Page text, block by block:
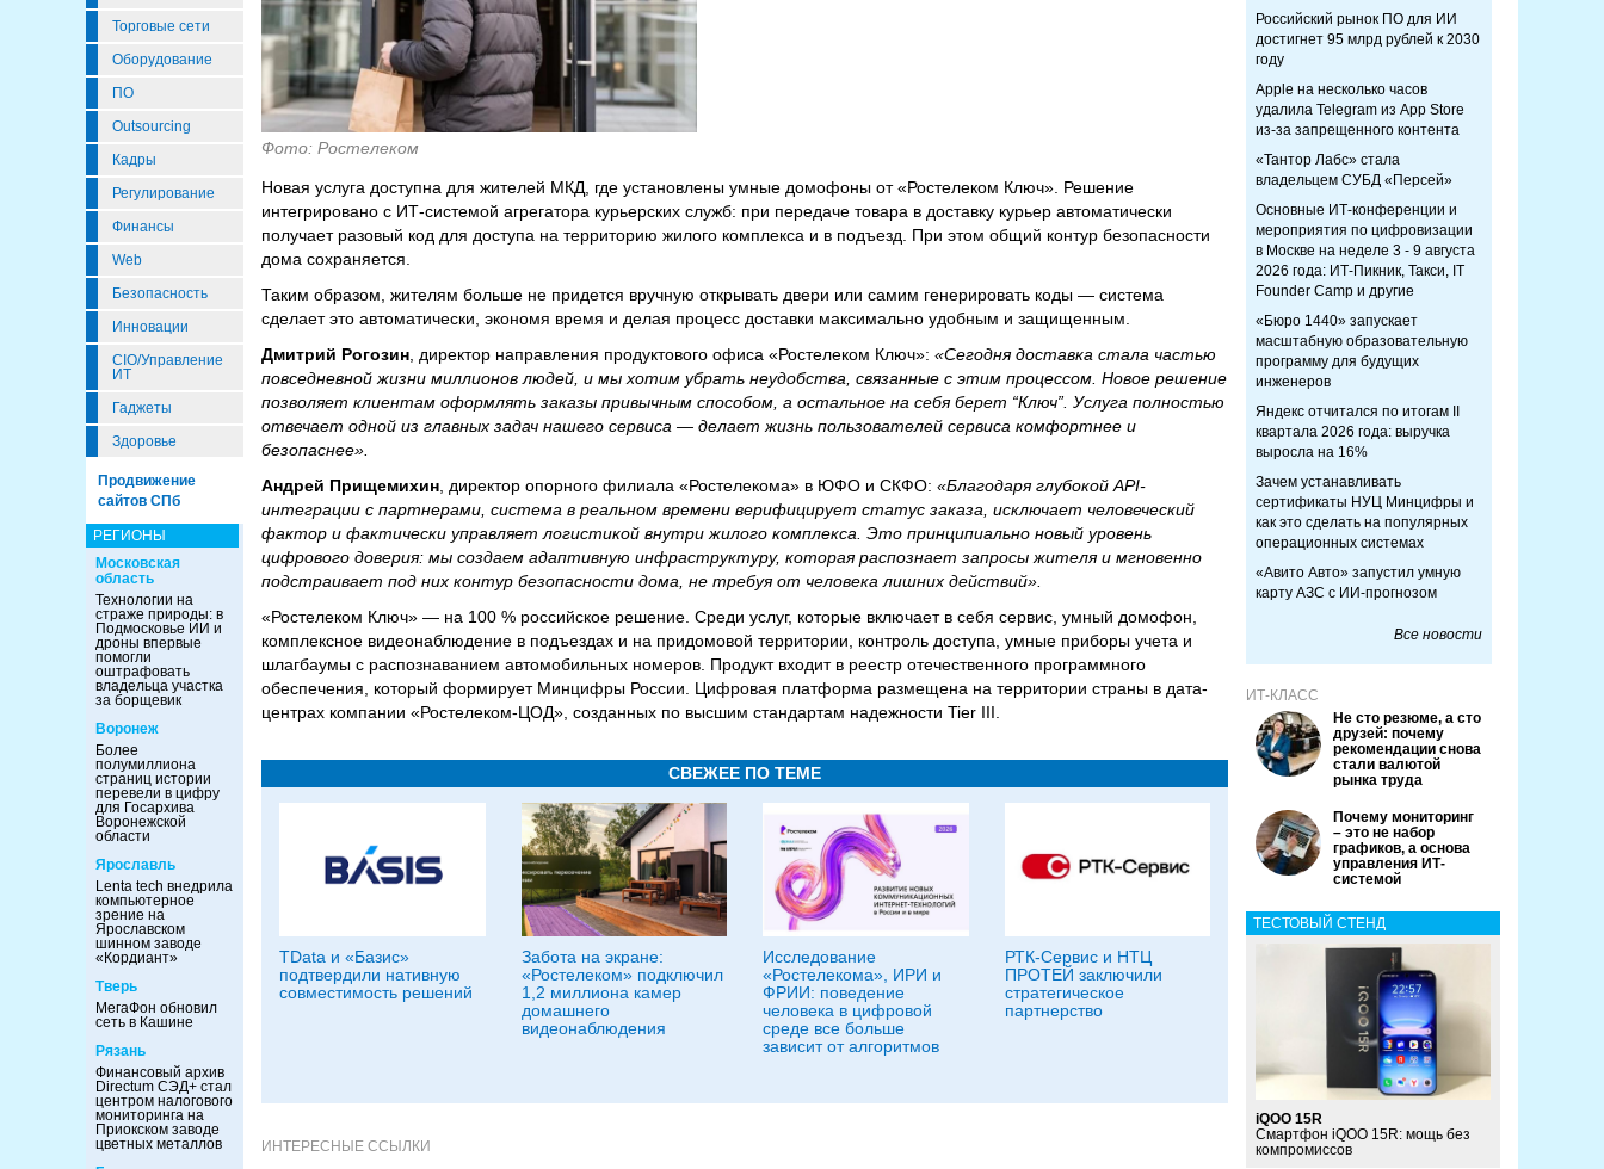
Торговые сети
Оборудование
ПО
Outsourcing
Кадры
Регулирование
Финансы
Web
Безопасность
Инновации
CIO/Управление
ИТ
Гаджеты
Здоровье
Продвижение
сайтов СПб
РЕГИОНЫ
Московская
область
Технологии на
страже природы: в
Подмосковье ИИ и
дроны впервые
помогли
оштрафовать
владельца участка
за борщевик
Воронеж
Более
полумиллиона
страниц истории
перевели в цифру
для Госархива
Воронежской
области
Ярославль
Lenta tech внедрила
компьютерное
зрение на
Ярославском
шинном заводе
«Кордиант»
Тверь
МегаФон обновил
сеть в Кашине
Рязань
Финансовый архив
Directum СЭД+ стал
центром налогового
мониторинга на
Приокском заводе
цветных металлов
Фото: Ростелеком
Новая услуга доступна для жителей МКД, где установлены умные домофоны от «Ростелеком Ключ». Решение
интегрировано с ИТ-системой агрегатора курьерских служб: при передаче товара в доставку курьер автоматически
получает разовый код для доступа на территорию жилого комплекса и в подъезд. При этом общий контур безопасности
дома сохраняется.
Таким образом, жителям больше не придется вручную открывать двери или самим генерировать коды — система
сделает это автоматически, экономя время и делая процесс доставки максимально удобным и защищенным.
Дмитрий Рогозин , директор направления продуктового офиса «Ростелеком Ключ»: «Сегодня доставка стала частью
повседневной жизни миллионов людей, и мы хотим убрать неудобства, связанные с этим процессом. Новое решение
позволяет клиентам оформлять заказы привычным способом, а остальное на себя берет “Ключ”. Услуга полностью
отвечает одной из главных задач нашего сервиса — делает жизнь пользователей сервиса комфортнее и
безопаснее».
Андрей Прищемихин , директор опорного филиала «Ростелекома» в ЮФО и СКФО: «Благодаря глубокой API-
интеграции с партнерами, система в реальном времени верифицирует статус заказа, исключает человеческий
фактор и фактически управляет логистикой внутри жилого комплекса. Это принципиально новый уровень
цифрового доверия: мы создаем адаптивную инфраструктуру, которая распознает запросы жителя и мгновенно
подстраивает под них контур безопасности дома, не требуя от человека лишних действий».
«Ростелеком Ключ» — на 100 % российское решение. Среди услуг, которые включает в себя сервис, умный домофон,
комплексное видеонаблюдение в подъездах и на придомовой территории, контроль доступа, умные приборы учета и
шлагбаумы с распознаванием автомобильных номеров. Продукт входит в реестр отечественного программного
обеспечения, который формирует Минцифры России. Цифровая платформа размещена на территории страны в дата-
центрах компании «Ростелеком-ЦОД», созданных по высшим стандартам надежности Tier III.
СВЕЖЕЕ ПО ТЕМЕ
TData и «Базис»
подтвердили нативную
совместимость решений
Забота на экране:
«Ростелеком» подключил
1,2 миллиона камер
домашнего
видеонаблюдения
Исследование
«Ростелекома», ИРИ и
ФРИИ: поведение
человека в цифровой
среде все больше
зависит от алгоритмов
РТК-Сервис и НТЦ
ПРОТЕЙ заключили
стратегическое
партнерство
ИНТЕРЕСНЫЕ ССЫЛКИ
Российский рынок ПО для ИИ
достигнет 95 млрд рублей к 2030
году
Apple на несколько часов
удалила Telegram из App Store
из-за запрещенного контента
«Тантор Лабс» стала
владельцем СУБД «Персей»
Основные ИТ-конференции и
мероприятия по цифровизации
в Москве на неделе 3 - 9 августа
2026 года: ИТ-Пикник, Такси, IT
Founder Camp и другие
«Бюро 1440» запускает
масштабную образовательную
программу для будущих
инженеров
Яндекс отчитался по итогам II
квартала 2026 года: выручка
выросла на 16%
Зачем устанавливать
сертификаты НУЦ Минцифры и
как это сделать на популярных
операционных системах
«Авито Авто» запустил умную
карту АЗС с ИИ-прогнозом
Все новости
ИТ-КЛАСС
Не сто резюме, а сто
друзей: почему
рекомендации снова
стали валютой
рынка труда
Почему мониторинг
– это не набор
графиков, а основа
управления ИТ-
системой
ТЕСТОВЫЙ СТЕНД
iQOO 15R
Смартфон iQOO 15R: мощь без
компромиссов